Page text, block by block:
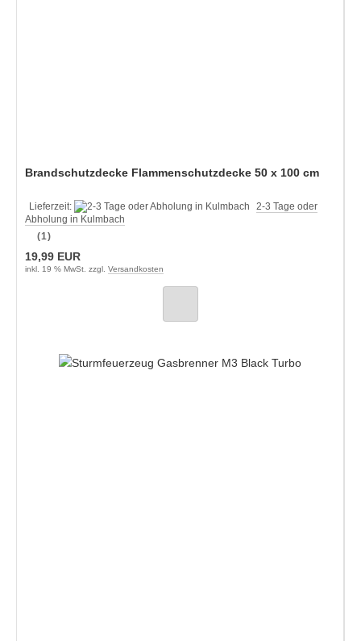
Brandschutzdecke Flammenschutzdecke 50 x 100 cm
Lieferzeit:
2-3 Tage oder
Abholung in Kulmbach
(1)
19,99 EUR
inkl. 19 % MwSt. zzgl. Versandkosten